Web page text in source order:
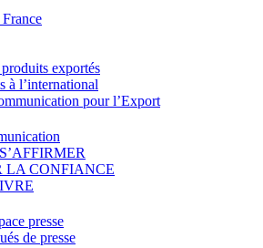
exportés
à l’international
pour l’Export
LA CONFIANCE
presse
de presse